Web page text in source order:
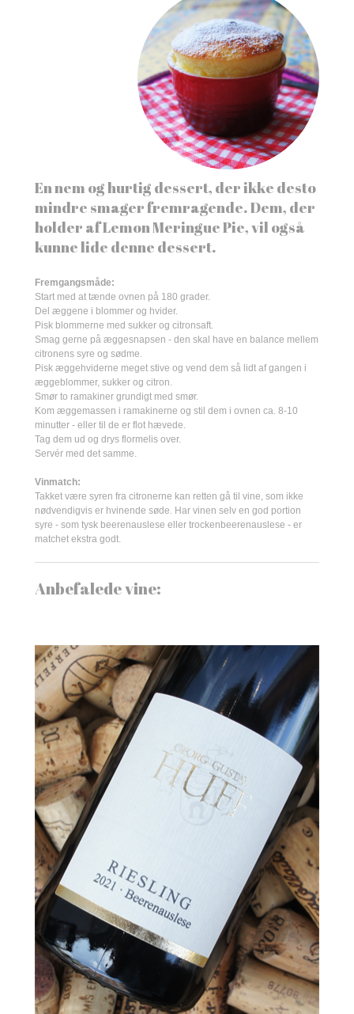
En nem og hurtig dessert, der ikke desto
mindre smager fremragende. Dem, der
holder af Lemon Meringue Pie, vil også
kunne lide denne dessert.
Fremgangsmåde:
Start med at tænde ovnen på 180 grader.
Del æggene i blommer og hvider.
Pisk blommerne med sukker og citronsaft.
Smag gerne på æggesnapsen - den skal have en balance mellem
citronens syre og sødme.
Pisk æggehviderne meget stive og vend dem så lidt af gangen i
æggeblommer, sukker og citron.
Smør to ramakiner grundigt med smør.
Kom æggemassen i ramakinerne og stil dem i ovnen ca. 8-10
minutter - eller til de er flot hævede.
Tag dem ud og drys flormelis over.
Servér med det samme.
Vinmatch:
Takket være syren fra citronerne kan retten gå til vine, som ikke
nødvendigvis er hvinende søde. Har vinen selv en god portion
syre - som tysk beerenauslese eller trockenbeerenauslese - er
matchet ekstra godt.
Anbefalede vine: